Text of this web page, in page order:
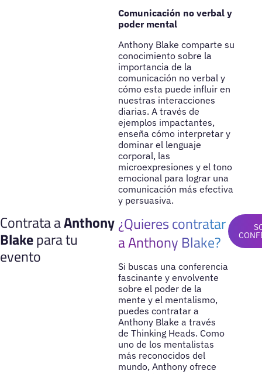
Comunicación no verbal y
poder mental
Anthony Blake comparte su
conocimiento sobre la
importancia de la
comunicación no verbal y
cómo esta puede influir en
nuestras interacciones
diarias. A través de
ejemplos impactantes,
enseña cómo interpretar y
dominar el lenguaje
corporal, las
microexpresiones y el tono
emocional para lograr una
comunicación más efectiva
y persuasiva.
Contrata aAnthony
Blakepara tu
evento
¿Quieres contratar
a Anthony Blake?
Si buscas una conferencia
fascinante y envolvente
sobre el poder de la
mente y el mentalismo,
puedes contratar a
Anthony Blake a través
de Thinking Heads. Como
uno de los mentalistas
más reconocidos del
mundo, Anthony ofrece